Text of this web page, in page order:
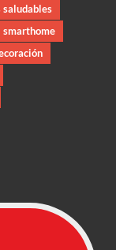
saludables
smarthome